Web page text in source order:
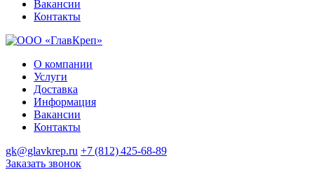
Вакансии
Контакты
О компании
Услуги
Доставка
Информация
Вакансии
Контакты
gk@glavkrep.ru +7 (812) 425-68-89
Заказать звонок